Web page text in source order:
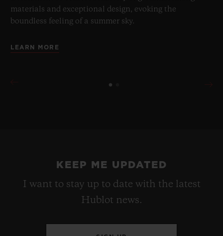
materials and exceptional design, evoking the
boundless feeling of a summer sky.
LEARN MORE
KEEP ME UPDATED
I want to stay up to date with the latest
Hublot news.